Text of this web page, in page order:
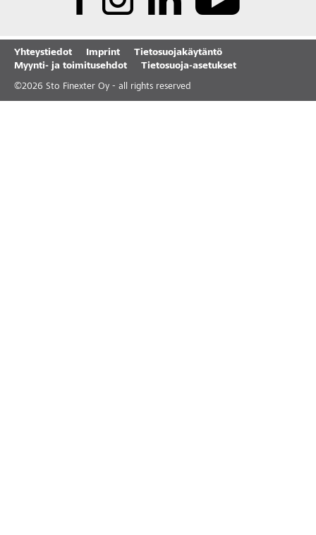
Yhteystiedot Imprint
Tietosuojakäytäntö
Myynti- ja toimitusehdot
Tietosuoja-asetukset
©2026 Sto Finexter Oy - all rights reserved